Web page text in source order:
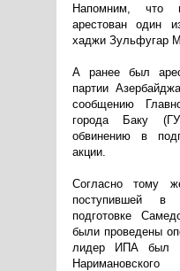
Напомним, что
арестован один
хаджи Зульфугар
А ранее был
партии
сообщению
города Баку
обвинению в
акции.
Согласно тому
поступившей
подготовке
были проведены
лидер ИПА был